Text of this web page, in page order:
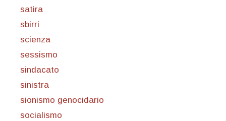
satira
sbirri
scienza
sessismo
sindacato
sinistra
sionismo genocidario
socialismo